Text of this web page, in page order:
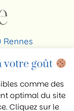
Rennes
votre goût
comme des
optimal du site
Cliquez sur le